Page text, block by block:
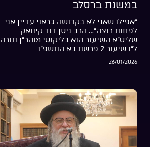
במשנת ברסלב
“אפילו שאני לא בקדושה כראוי עדיין אני
לפחות רוצה”… הרב ניסן דוד קיוואק
שליט”א השיעור הוא בליקוטי מוהר”ן תורה
ל”ו שיעור 2 פרשת בא התשפ”ו
26/01/2026